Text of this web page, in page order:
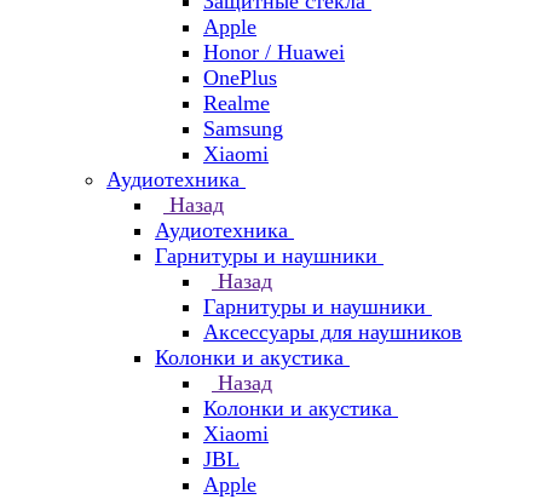
Apple
Honor / Huawei
OnePlus
Realme
Samsung
Xiaomi
Аудиотехника
Назад
Аудиотехника
Гарнитуры и наушники
Назад
Гарнитуры и наушники
Аксессуары для наушников
Колонки и акустика
Назад
Колонки и акустика
Xiaomi
JBL
Apple